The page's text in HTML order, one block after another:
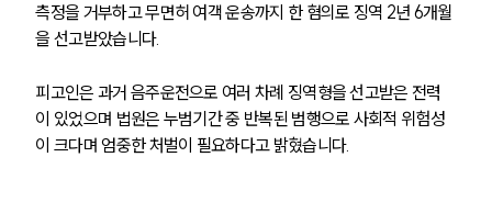
측정을 거부하고 무면허 여객 운송까지 한 혐의로 징역 2년 6개월
을 선고받았습니다.
피고인은 과거 음주운전으로 여러 차례 징역형을 선고받은 전력
이 있었으며 법원은 누범기간 중 반복된 범행으로 사회적 위험성
이 크다며 엄중한 처벌이 필요하다고 밝혔습니다.